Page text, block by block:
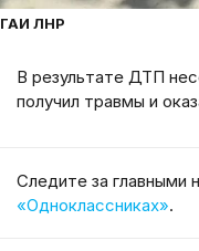
ГАИ ЛНР
В результате ДТП
получил травмы и
Cледите за главными
«Одноклассниках».